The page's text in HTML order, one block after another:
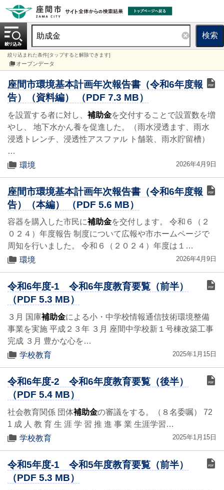
検索
絞り込まれた条件[タップすると解除できます]
オープンデータ
座間市環境基本計画年次報告書（令和6年度報
告）（資料編） （PDF 7.3 MB）
を設置する者に対し、 補助金を交付することで設置数を増
やし、 地下水かん養を促進した。（雨水浸透ます、雨水
浸透トレンチ、浸透性アスファル ト舗装、雨水貯留槽）
…
環境
2026年4月9日
座間市環境基本計画年次報告書（令和6年度報
告）（本編） （PDF 5.6 MB）
容器を購入した市民に補助金を交付します。 令和６（２
０２４）年度報告 制度について広報や市ホームページで
周知を行いました。 令和６（２０２４）年度は１…
環境
2026年4月9日
令和6年度-1 令和6年度教育要覧（前半）
（PDF 5.3 MB）
３月 国庫補助金による小・中学校情報通信技術環境整備
事業を実施 平成２３年 ３月 座間中学校新１号棟改築工事
完成 ３月 豊かな心を…
学校教育
2025年1月15日
令和6年度-2 令和6年度教育要覧（後半）
（PDF 5.4 MB）
社会教育関係 団体補助金の審議をする。（８名委嘱） 72
1 成 人 教 育 生 涯 学 習 推 進 事 業 生涯学習…
学校教育
2025年1月15日
令和5年度-1 令和5年度教育要覧（前半）
（PDF 5.3 MB）